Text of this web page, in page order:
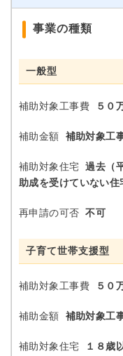
事業の種類
一般型
補助対象工事費 ５０
補助金額 補助対象工
補助対象住宅過去（
助成を受けていない住
再申請の可否不可
子育て世帯支援型
補助対象工事費 ５０
補助金額 補助対象工
補助対象住宅
１８歳